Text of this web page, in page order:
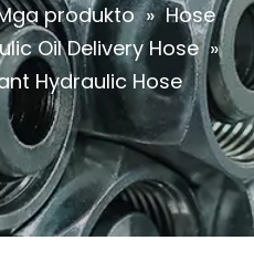
produkto » Hose
Oil Delivery Hose »
Hydraulic Hose